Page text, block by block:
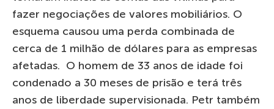
fazer negociações de valores mobiliários. O
esquema causou uma perda combinada de
cerca de 1 milhão de dólares para as empresas
afetadas. O homem de 33 anos de idade foi
condenado a 30 meses de prisão e terá três
anos de liberdade supervisionada. Petr também